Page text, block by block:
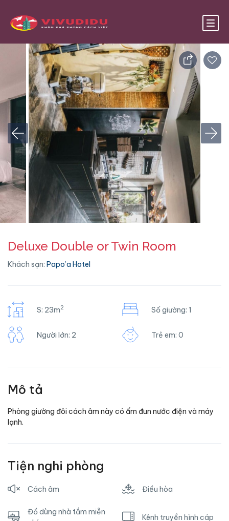
Deluxe Double or Twin Room
Khách sạn: Papo’a Hotel
S: 23m2 Số giường: 1
Người lớn: 2 Trẻ em: 0
Mô tả
Phòng giường đôi cách âm này có ấm đun nước điện và máy
lạnh.
Tiện nghi phòng
Cách âm Điều hòa
Đồ dùng nhà tắm miễn
Kênh truyền hình cáp